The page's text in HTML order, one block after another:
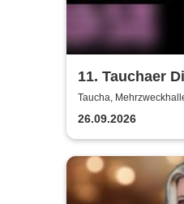
11. Tauchaer
Herbstedition
Taucha,
26.09.2026